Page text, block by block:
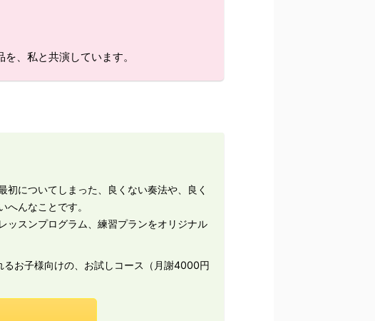
、私と共演しています。
についてしまった、良くない奏法や、良く
んなことです。
ッスンプログラム、練習プランをオリジナル
お子様向けの、お試しコース（月謝4000円